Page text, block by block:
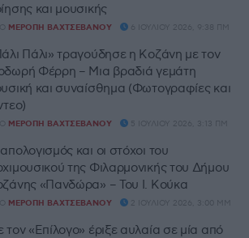
και μουσικής
ΜΕΡΌΠΗ ΒΑΧΤΣΕΒΆΝΟΥ 6 ΙΟΥΛΊΟΥ 2026, 9:38 ΠΜ
Πάλι» τραγούδησε η Κοζάνη με τον
Φέρρη – Μια βραδιά γεμάτη
και συναίσθημα (Φωτογραφίες και
ΜΕΡΌΠΗ ΒΑΧΤΣΕΒΆΝΟΥ 5 ΙΟΥΛΊΟΥ 2026, 3:13 ΠΜ
και οι στόχοι του
της Φιλαρμονικής του Δήμου
«Πανδώρα» – Του Ι. Κούκα
ΜΕΡΌΠΗ ΒΑΧΤΣΕΒΆΝΟΥ 2 ΙΟΥΛΊΟΥ 2026, 3:00 ΜΜ
τον «Επίλογο» έριξε αυλαία σε μία από